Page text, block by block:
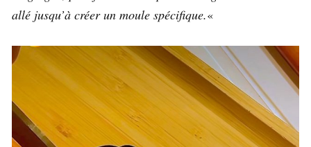
allé jusqu’à créer un moule spécifique.«